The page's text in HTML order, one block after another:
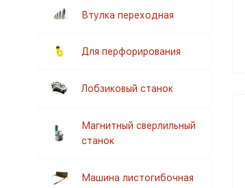
Втулка переходная
Для перфорирования
Лобзиковый станок
Магнитный сверлильный
станок
Машина листогибочная